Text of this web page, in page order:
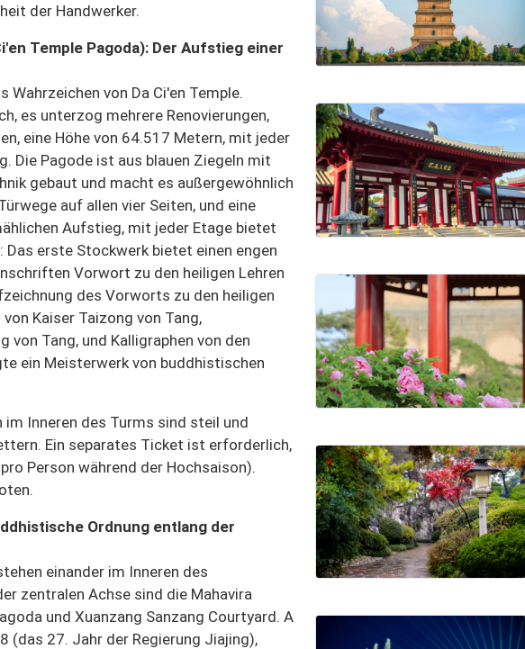
der Handwerker.
Temple Pagoda): Der Aufstieg einer
Wahrzeichen von Da Ci'en Temple.
es unterzog mehrere Renovierungen,
eine Höhe von 64.517 Metern, mit jeder
Die Pagode ist aus blauen Ziegeln mit
gebaut und macht es außergewöhnlich
auf allen vier Seiten, und eine
Aufstieg, mit jeder Etage bietet
erste Stockwerk bietet einen engen
Vorwort zu den heiligen Lehren
des Vorworts zu den heiligen
Kaiser Taizong von Tang,
von Tang, und Kalligraphen von den
ein Meisterwerk von buddhistischen
Inneren des Turms sind steil und
Ein separates Ticket ist erforderlich,
Person während der Hochsaison).
Ordnung entlang der
einander im Inneren des
zentralen Achse sind die Mahavira
und Xuanzang Sanzang Courtyard. A
(das 27. Jahr der Regierung Jiajing),